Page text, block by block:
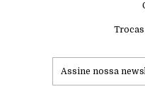
Trocas